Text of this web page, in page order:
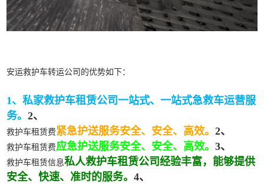
安运救护车转运公司的优势如下：
1、私家救护车租赁公司一站式、一站式急救车运营服
务。2、
救护车租赁费 紧急护送服务安全、安全、高效。2、
救护车租赁费应急护送服务安全、安全、高效。3、
救护车租赁信息私人救护车租赁公司经验丰富，能够提供
安全、快速、准时的服务。4、